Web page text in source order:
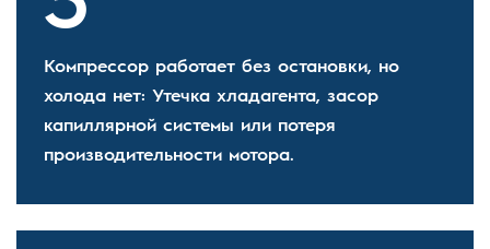
Компрессор работает без остановки, но
холода нет: Утечка хладагента, засор
капиллярной системы или потеря
производительности мотора.